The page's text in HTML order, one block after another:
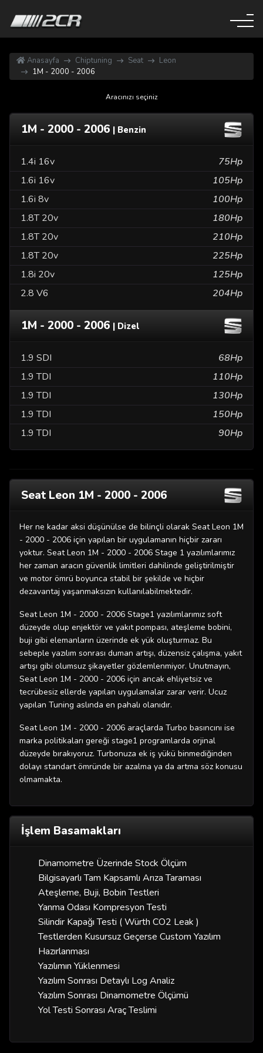
Anasayfa Chiptuning Seat
Leon
1M - 2000 - 2006
Aracınızı seçiniz
1M - 2000 - 2006 | Benzin
1.4i 16v
75Hp
1.6i 16v
105Hp
1.6i 8v
100Hp
1.8T 20v
180Hp
1.8T 20v
210Hp
1.8T 20v
225Hp
1.8i 20v
125Hp
2.8 V6
204Hp
1M - 2000 - 2006 | Dizel
1.9 SDI
68Hp
1.9 TDI
110Hp
1.9 TDI
130Hp
1.9 TDI
150Hp
1.9 TDI
90Hp
Seat Leon 1M - 2000 - 2006
Her ne kadar aksi düşünülse de bilinçli olarak Seat Leon 1M
- 2000 - 2006 için yapılan bir uygulamanın hiçbir zararı
yoktur. Seat Leon 1M - 2000 - 2006 Stage 1 yazılımlarımız
her zaman aracın güvenlik limitleri dahilinde geliştirilmiştir
ve motor ömrü boyunca stabil bir şekilde ve hiçbir
dezavantaj yaşanmaksızın kullanılabilmektedir.
Seat Leon 1M - 2000 - 2006 Stage1 yazılımlarımız soft
düzeyde olup enjektör ve yakıt pompası, ateşleme bobini,
buji gibi elemanların üzerinde ek yük oluşturmaz. Bu
sebeple yazılım sonrası duman artışı, düzensiz çalışma, yakıt
artışı gibi olumsuz şikayetler gözlemlenmiyor. Unutmayın,
Seat Leon 1M - 2000 - 2006 için ancak ehliyetsiz ve
tecrübesiz ellerde yapılan uygulamalar zarar verir. Ucuz
yapılan Tuning aslında en pahalı olanıdır.
Seat Leon 1M - 2000 - 2006 araçlarda Turbo basıncını ise
marka politikaları gereği stage1 programlarda orjinal
düzeyde bırakıyoruz. Turbonuza ek iş yükü binmediğinden
dolayı standart ömründe bir azalma ya da artma söz konusu
olmamakta.
İşlem Basamakları
Dinamometre Üzerinde Stock Ölçüm
Bilgisayarlı Tam Kapsamlı Arıza Taraması
Ateşleme, Buji, Bobin Testleri
Yanma Odası Kompresyon Testi
Silindir Kapağı Testi ( Würth CO2 Leak )
Testlerden Kusursuz Geçerse Custom Yazılım
Hazırlanması
Yazılımın Yüklenmesi
Yazılım Sonrası Detaylı Log Analiz
Yazılım Sonrası Dinamometre Ölçümü
Yol Testi Sonrası Araç Teslimi